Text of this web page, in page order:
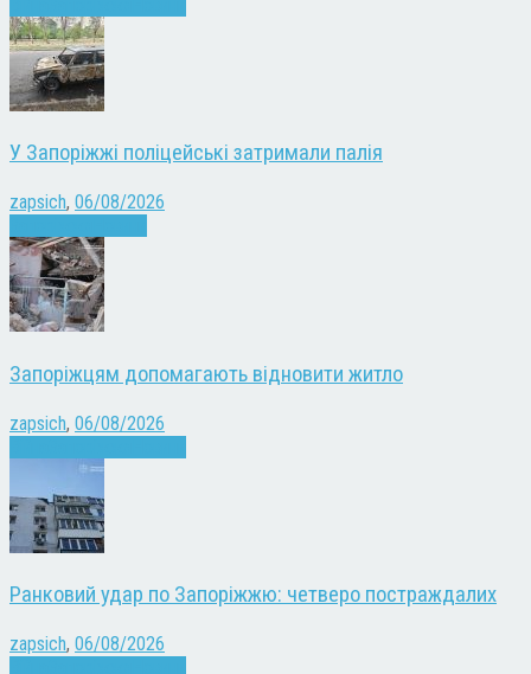
У Запоріжжі поліцейські затримали палія
zapsich, 06/08/2026
Запоріжцям допомагають відновити житло
zapsich, 06/08/2026
Ранковий удар по Запоріжжю: четверо постраждалих
zapsich, 06/08/2026